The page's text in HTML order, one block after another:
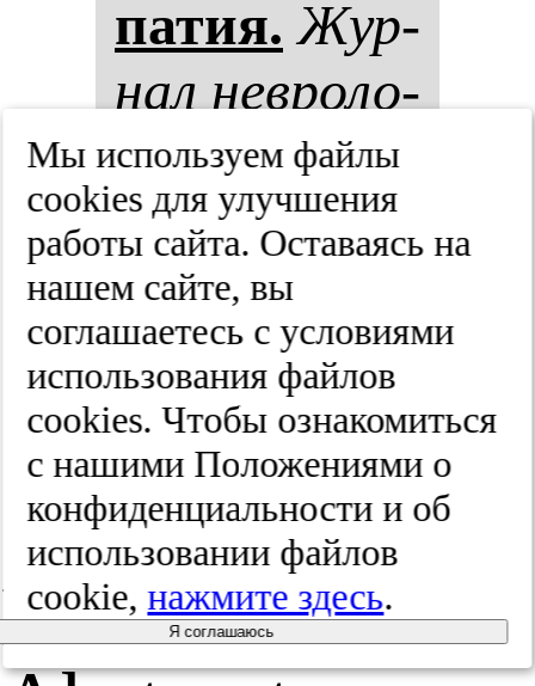
па­тия. Жур­
нал нев­ро­ло­
гии и пси­хи­
ат­рии им.
С.С. Кор­са­
ко­ва.
2025;(8):16-24
Резюме /
Мы используем файлы
cооkies для улучшения
работы сайта. Оставаясь на
нашем сайте, вы
соглашаетесь с условиями
использования файлов
cооkies. Чтобы ознакомиться
с нашими Положениями о
конфиденциальности и об
использовании файлов
cookie,нажмите здесь.
Я соглашаюсь